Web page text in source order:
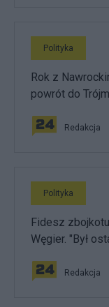
Polityka
Rok z
powrót do
Redakcja
Polityka
Fidesz
Węgier. "Był
Redakcja